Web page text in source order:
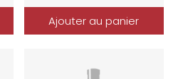
Ajouter au panier